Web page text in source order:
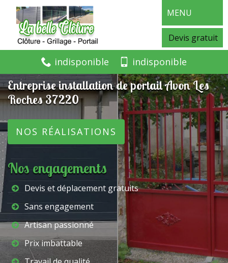
MENU
Devis gratuit
indisponible indisponible
Entreprise installation de portail Avon Les
Roches 37220
NOS RÉALISATIONS
Nos engagements
Devis et déplacement gratuits
Sans engagement
Artisan passionné
Prix imbattable